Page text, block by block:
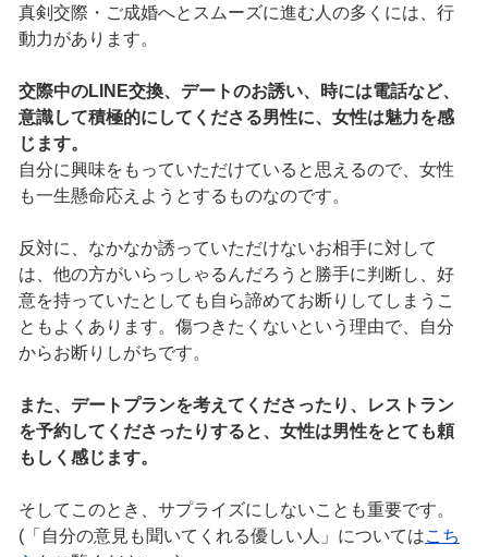
真剣交際・ご成婚へとスムーズに進む人の多くには、行
動力があります。
交際中のLINE交換、デートのお誘い、時には電話など、
意識して積極的にしてくださる男性に、女性は魅力を感
じます。
自分に興味をもっていただけていると思えるので、女性
も一生懸命応えようとするものなのです。
反対に、なかなか誘っていただけないお相手に対して
は、他の方がいらっしゃるんだろうと勝手に判断し、好
意を持っていたとしても自ら諦めてお断りしてしまうこ
ともよくあります。傷つきたくないという理由で、自分
からお断りしがちです。
また、デートプランを考えてくださったり、レストラン
を予約してくださったりすると、女性は男性をとても頼
もしく感じます。
そしてこのとき、サプライズにしないことも重要です。
(「自分の意見も聞いてくれる優しい人」についてはこち